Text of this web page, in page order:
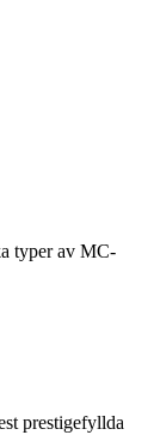
typer av MC-
prestigefyllda